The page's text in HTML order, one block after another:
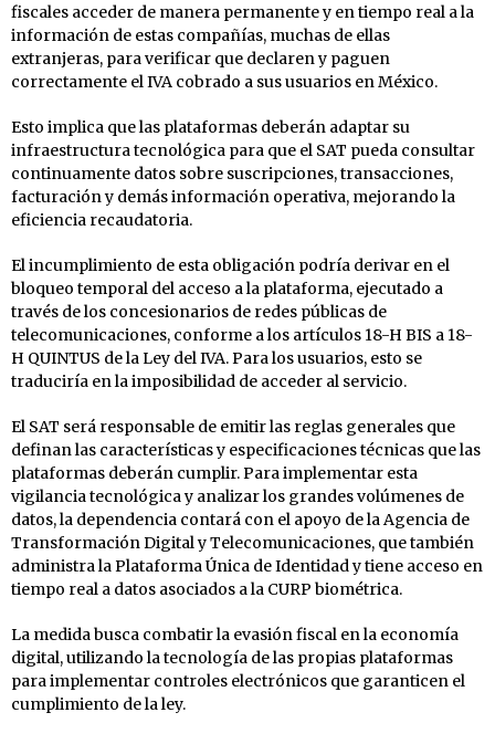
fiscales acceder de manera permanente y en tiempo real a la
información de estas compañías, muchas de ellas
extranjeras, para verificar que declaren y paguen
correctamente el IVA cobrado a sus usuarios en México.
Esto implica que las plataformas deberán adaptar su
infraestructura tecnológica para que el SAT pueda consultar
continuamente datos sobre suscripciones, transacciones,
facturación y demás información operativa, mejorando la
eficiencia recaudatoria.
El incumplimiento de esta obligación podría derivar en el
bloqueo temporal del acceso a la plataforma, ejecutado a
través de los concesionarios de redes públicas de
telecomunicaciones, conforme a los artículos 18-H BIS a 18-
H QUINTUS de la Ley del IVA. Para los usuarios, esto se
traduciría en la imposibilidad de acceder al servicio.
El SAT será responsable de emitir las reglas generales que
definan las características y especificaciones técnicas que las
plataformas deberán cumplir. Para implementar esta
vigilancia tecnológica y analizar los grandes volúmenes de
datos, la dependencia contará con el apoyo de la Agencia de
Transformación Digital y Telecomunicaciones, que también
administra la Plataforma Única de Identidad y tiene acceso en
tiempo real a datos asociados a la CURP biométrica.
La medida busca combatir la evasión fiscal en la economía
digital, utilizando la tecnología de las propias plataformas
para implementar controles electrónicos que garanticen el
cumplimiento de la ley.